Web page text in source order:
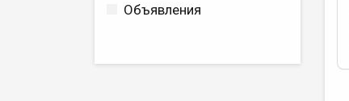
Объявления